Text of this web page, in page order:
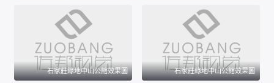
石家莊綠地中山公館效果圖 石家莊綠地中山公館效果圖